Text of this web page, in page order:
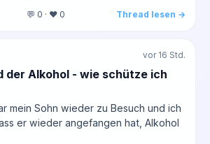
💬 0 · ❤️ 0 Thread lesen →
vor 16 Std.
der Alkohol - wie schütze ich
mein Sohn wieder zu Besuch und ich
er wieder angefangen hat, Alkohol